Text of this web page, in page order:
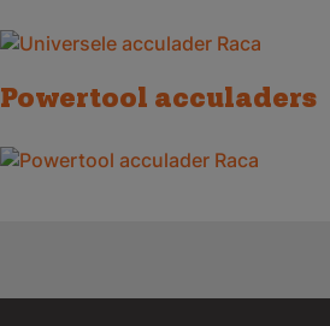
Powertool acculaders